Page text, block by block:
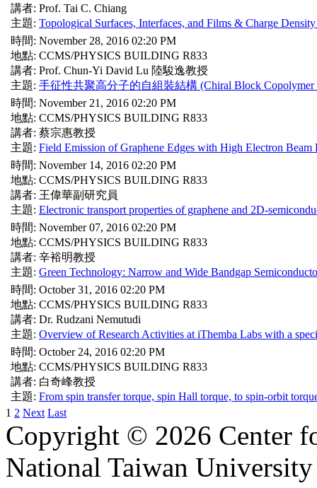
講者: Prof. Tai C. Chiang
主題: Topological Surfaces, Interfaces, and Films & Charge
時間: November 28, 2016 02:20 PM
地點: CCMS/PHYSICS BUILDING R833
講者: Prof. Chun-Yi David Lu 陸駿逸教授
主題: 手征性共聚高分子的自組裝結構 (Chiral Block Copolymer
時間: November 21, 2016 02:20 PM
地點: CCMS/PHYSICS BUILDING R833
講者: 蔡宗惠教授
主題: Field Emission of Graphene Edges with High Electron Beam
時間: November 14, 2016 02:20 PM
地點: CCMS/PHYSICS BUILDING R833
講者: 王偉華副研究員
主題: Electronic transport properties of graphene and 2D-
時間: November 07, 2016 02:20 PM
地點: CCMS/PHYSICS BUILDING R833
講者: 辛裕明教授
主題: Green Technology: Narrow and Wide Bandgap
時間: October 31, 2016 02:20 PM
地點: CCMS/PHYSICS BUILDING R833
講者: Dr. Rudzani Nemutudi
主題: Overview of Research Activities at iThemba Labs with a
時間: October 24, 2016 02:20 PM
地點: CCMS/PHYSICS BUILDING R833
講者: 白奇峰教授
主題: From spin transfer torque, spin Hall torque, to spin-orbit
1 2 Next Last
Copyright © 2026 Center
National Taiwan University